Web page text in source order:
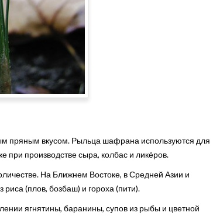
пряным вкусом. Рыльца шафрана используются для
при производстве сыра, колбас и ликёров.
На Ближнем Востоке, в Средней Азии и
(плов, бозбаш) и гороха (пити).
ягнятины, баранины, супов из рыбы и цветной